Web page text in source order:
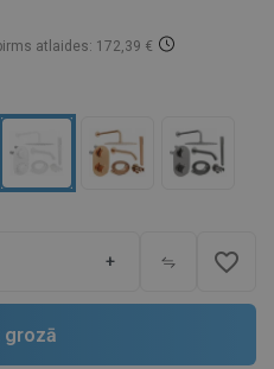
atlaides: 172,39 €
+ favorite_border
grozā